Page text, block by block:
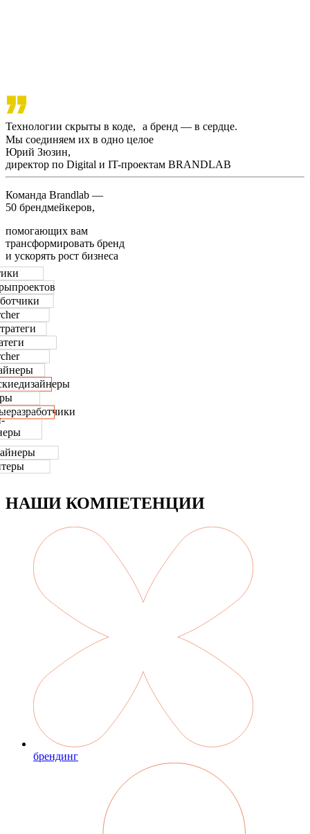
Технологии скрыты в коде, а бренд — в сердце.
Мы соединяем их в одно целое
Юрий Зюзин,
директор по Digital и IT-проектам BRANDLAB
Команда Brandlab —
50 брендмейкеров,
помогающих вам
трансформировать бренд
и ускорять рост бизнеса
проектов
дизайнеры
разработчики
НАШИ КОМПЕТЕНЦИИ
брендинг